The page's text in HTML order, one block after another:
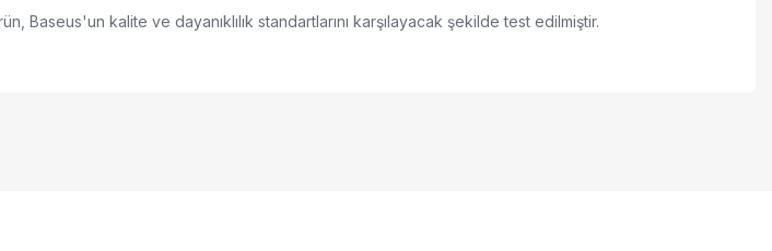
Baseus'un kalite ve dayanıklılık standartlarını karşılayacak şekilde test edilmiştir.